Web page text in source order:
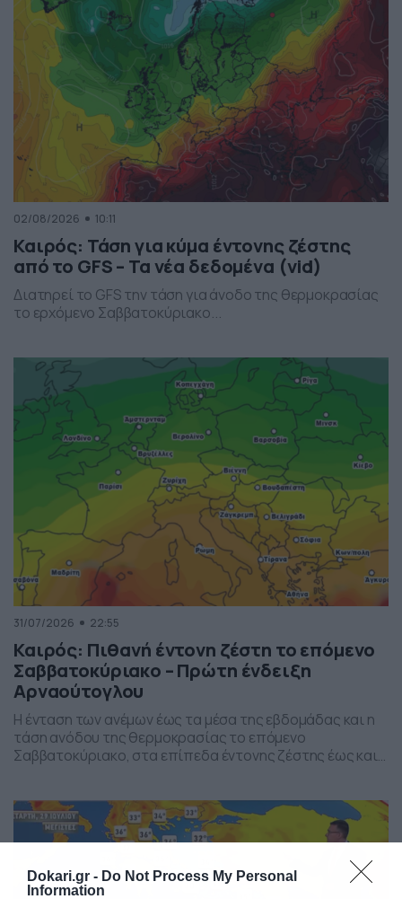
Dokari.gr - Do Not Process My Personal
Information
02/08/2026 10:11
Καιρός: Τάση για κύμα έντονης ζέστης
από το GFS – Τα νέα δεδομένα (vid)
Διατηρεί το GFS την τάση για άνοδο της θερμοκρασίας
το ερχόμενο Σαββατοκύριακο...
31/07/2026 22:55
Καιρός: Πιθανή έντονη ζέστη το επόμενο
Σαββατοκύριακο – Πρώτη ένδειξη
Αρναούτογλου
Η ένταση των ανέμων έως τα μέσα της εβδομάδας και η
τάση ανόδου της θερμοκρασίας το επόμενο
Σαββατοκύριακο, στα επίπεδα έντονης ζέστης έως και